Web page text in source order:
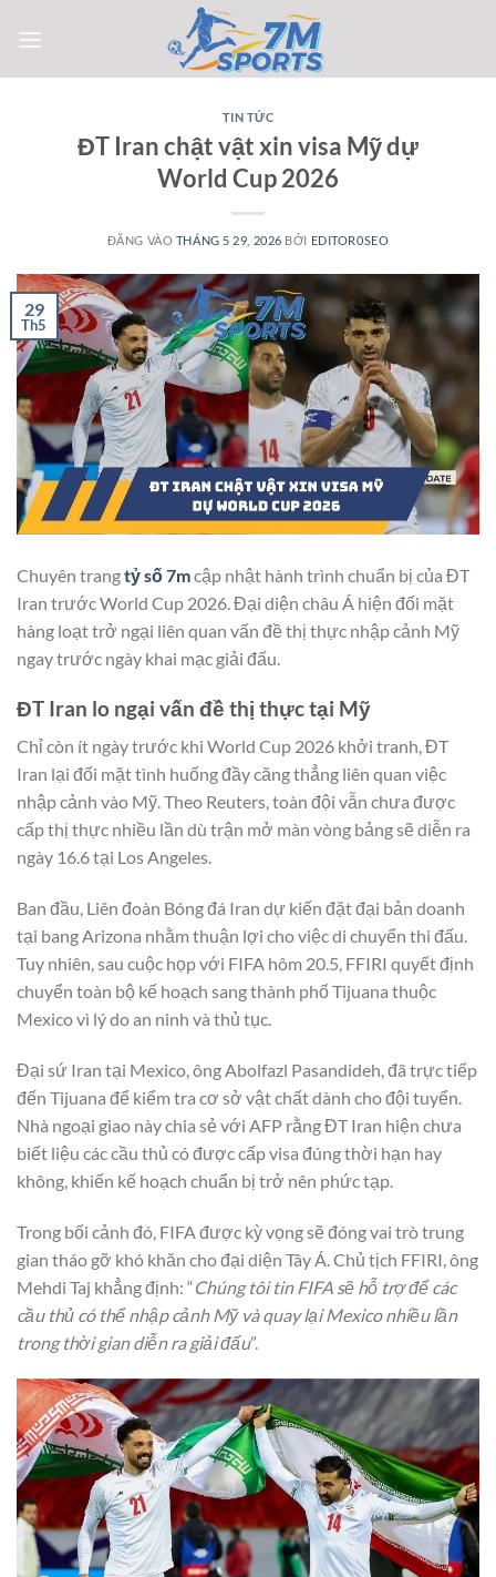
qua
TIN TỨC
ĐT Iran chật vật xin visa Mỹ dự
World Cup 2026
ĐĂNG VÀO THÁNG 5 29, 2026 BỞI EDITOR0SEO
29
Th5
Chuyên trangtỷ số 7mcập nhật hành trình chuẩn bị của ĐT
Iran trước World Cup 2026. Đại diện châu Á hiện đối mặt
hàng loạt trở ngại liên quan vấn đề thị thực nhập cảnh Mỹ
ngay trước ngày khai mạc giải đấu.
ĐT Iran lo ngại vấn đề thị thực tại Mỹ
Chỉ còn ít ngày trước khi World Cup 2026 khởi tranh, ĐT
Iran lại đối mặt tình huống đầy căng thẳng liên quan việc
nhập cảnh vào Mỹ. Theo Reuters, toàn đội vẫn chưa được
cấp thị thực nhiều lần dù trận mở màn vòng bảng sẽ diễn ra
ngày 16.6 tại Los Angeles.
Ban đầu, Liên đoàn Bóng đá Iran dự kiến đặt đại bản doanh
tại bang Arizona nhằm thuận lợi cho việc di chuyển thi đấu.
Tuy nhiên, sau cuộc họp với FIFA hôm 20.5, FFIRI quyết định
chuyển toàn bộ kế hoạch sang thành phố Tijuana thuộc
Mexico vì lý do an ninh và thủ tục.
Đại sứ Iran tại Mexico, ông Abolfazl Pasandideh, đã trực tiếp
đến Tijuana để kiểm tra cơ sở vật chất dành cho đội tuyển.
Nhà ngoại giao này chia sẻ với AFP rằng ĐT Iran hiện chưa
biết liệu các cầu thủ có được cấp visa đúng thời hạn hay
không, khiến kế hoạch chuẩn bị trở nên phức tạp.
Trong bối cảnh đó, FIFA được kỳ vọng sẽ đóng vai trò trung
gian tháo gỡ khó khăn cho đại diện Tây Á. Chủ tịch FFIRI, ông
Mehdi Taj khẳng định: “Chúng tôi tin FIFA sẽ hỗ trợ để các
cầu thủ có thể nhập cảnh Mỹ và quay lại Mexico nhiều lần
trong thời gian diễn ra giải đấu”.